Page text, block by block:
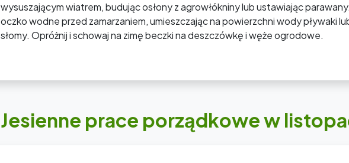
wysuszającym wiatrem, budując osłony z agrowłókniny lub ustawiając
oczko wodne przed zamarzaniem, umieszczając na powierzchni wody pływaki
słomy. Opróżnij i schowaj na zimę beczki na deszczówkę i węże ogrodowe.
Jesienne prace porządkowe w